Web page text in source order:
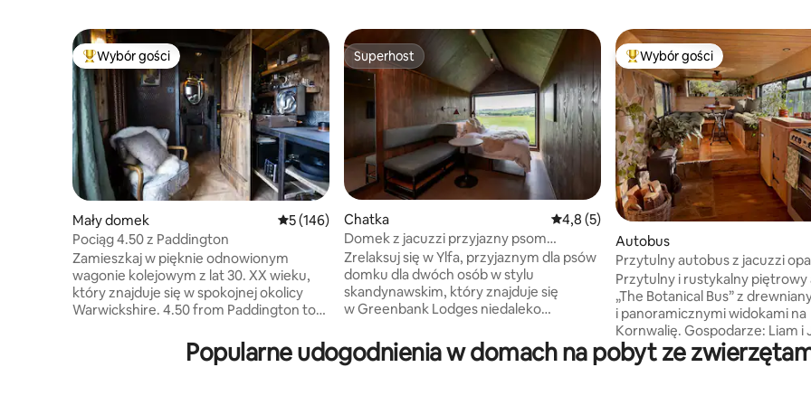
Najpopularniejsze z kategorii Wybór gości
Wybór gości
Mały domek Średnia ocena: 5 na 5, liczba recenzji: 146
5 (146)
Pociąg 4.50 z Paddington
Zamieszkaj w pięknie odnowionym
wagonie kolejowym z lat 30. XX wieku,
który znajduje się w spokojnej okolicy
Warwickshire. 4.50 from Paddington to
z rustykalnym urokiem i wszystkim,
czego potrzebujesz, aby się zrelaksować
Superhost
Superhost
Chatka Średnia ocena: 4,8 na 5, liczba recenzji: 5
4,8 (5)
Domek z jacuzzi przyjazny psom
w pobliżu Richmond
Zrelaksuj się w Ylfa, przyjaznym dla psów
domku dla dwóch osób w stylu
skandynawskim, który znajduje się
w Greenbank Lodges niedaleko
starego skandynawskiego słowa
oznaczającego wilczycę, łączy ciepłe
Najpopularniejsze z kategorii
Wybór gości
Autobus
Przytulny autobus z jacuzzi
drewnem i kominkiem
Przytulny i rustykalny piętrowy
„The Botanical Bus” z
i panoramicznymi widokami na
Kornwalię. Gospodarze: Liam i Jaz To
przytulne miejsce to nasze
zbudowane przez nas z
Popularne udogodnienia w domach na pobyt ze